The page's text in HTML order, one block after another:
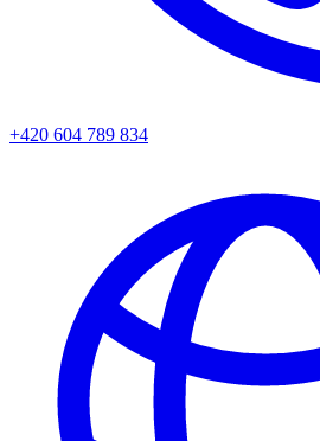
+420 604 789 834